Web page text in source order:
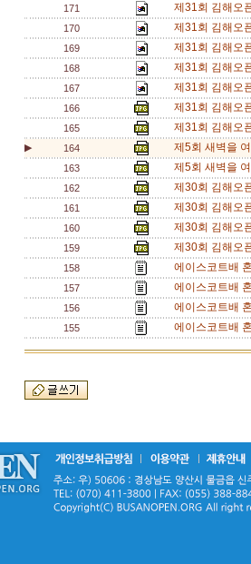
171 제31회 김해오
170 제31회 김해오
169 제31회 김해오
168 제31회 김해오
167 제31회 김해오
166 제31회 김해오
165 제31회 김해오
▶ 164 제5회 새벽을
163 제5회 새벽을
162 제30회 김해오
161 제30회 김해오
160 제30회 김해오
159 제30회 김해오
158 에이스코트배
157 에이스코트배
156 에이스코트배
155 에이스코트배